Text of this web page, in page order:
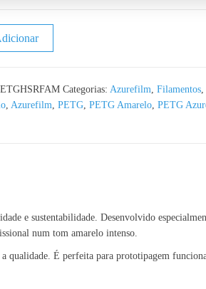
Categorias: Azurefilm, Filamentos,
, Azurefilm, PETG, PETG Amarelo, PETG
e sustentabilidade. Desenvolvido
num tom amarelo intenso.
qualidade. É perfeita para prototipagem